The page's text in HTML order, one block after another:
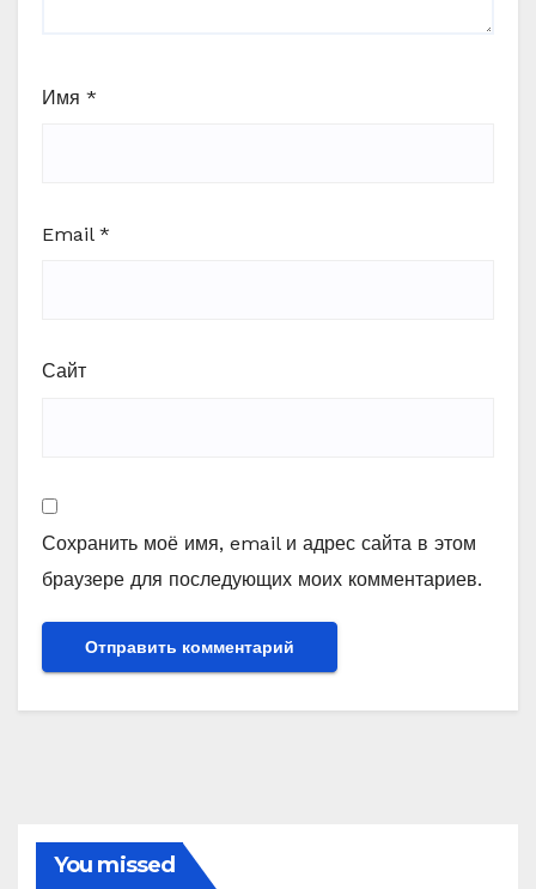
Имя *
Email *
Сайт
Сохранить моё имя, email и адрес сайта в этом
браузере для последующих моих комментариев.
You missed